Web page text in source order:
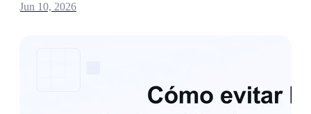
Jun 10, 2026